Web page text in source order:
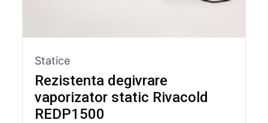
Statice
Rezistenta degivrare
vaporizator static Rivacold
REDP1500